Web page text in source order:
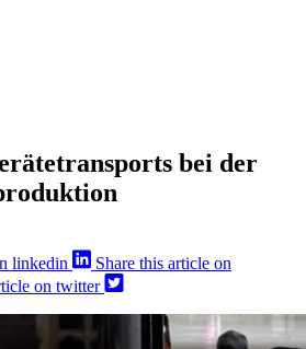
bei der
linkedin
Share this article on
on twitter